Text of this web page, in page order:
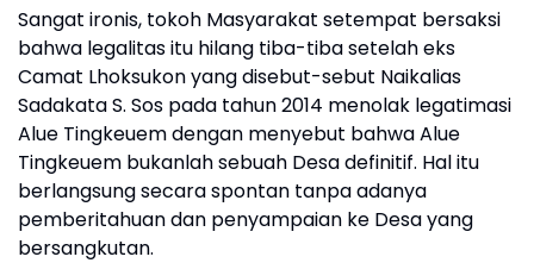
Sangat ironis, tokoh Masyarakat setempat bersaksi
bahwa legalitas itu hilang tiba-tiba setelah eks
Camat Lhoksukon yang disebut-sebut Naikalias
Sadakata S. Sos pada tahun 2014 menolak legatimasi
Alue Tingkeuem dengan menyebut bahwa Alue
Tingkeuem bukanlah sebuah Desa definitif. Hal itu
berlangsung secara spontan tanpa adanya
pemberitahuan dan penyampaian ke Desa yang
bersangkutan.